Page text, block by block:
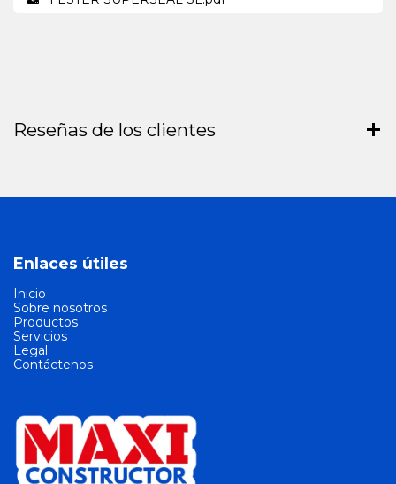
Reseñas de los clientes
Enlaces útiles
Inicio
Sobre nosotros
Productos
Servicios
Legal
Contáctenos